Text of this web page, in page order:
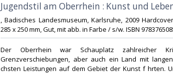
‎Jugendstil am Oberrhein : Kunst und
‎, Badisches Landesmuseum, Karlsruhe, 2009
285 x 250 mm, Gut, mit abb. in Farbe / s/w. ISBN
‎Der Oberrhein war Schauplatz zahlreicher
Grenzverschiebungen, aber auch ein Land mit
chsten Leistungen auf dem Gebiet der Kunst f hrten.